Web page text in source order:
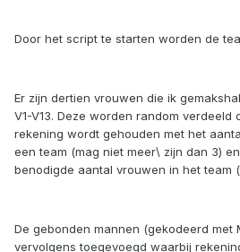
Door het script te starten worden de
Er zijn dertien vrouwen die ik
V1-V13. Deze worden random verdeeld
rekening wordt gehouden met het
een team (mag niet meer\ zijn dan 3)
benodigde aantal vrouwen in het team
De gebonden mannen (gekodeerd met
vervolgens toegevoegd waarbij